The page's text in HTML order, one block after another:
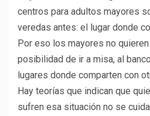
centros para adultos mayores
veredas antes: el lugar donde
Por eso los mayores no
posibilidad de ir a misa, al
lugares donde comparten con
Hay teorías que indican que
sufren esa situación no se